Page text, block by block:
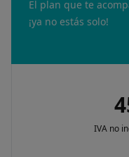
El plan que te
¡ya no estás solo!
IVA no